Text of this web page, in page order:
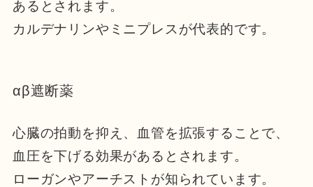
あるとされます。
カルデナリンやミニプレスが代表的です。
αβ遮断薬
心臓の拍動を抑え、血管を拡張することで、
血圧を下げる効果があるとされます。
ローガンやアーチストが知られています。